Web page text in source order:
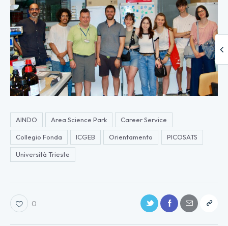
AINDO Area Science Park Career Service
Collegio Fonda ICGEB Orientamento PICOSATS
Università Trieste
0